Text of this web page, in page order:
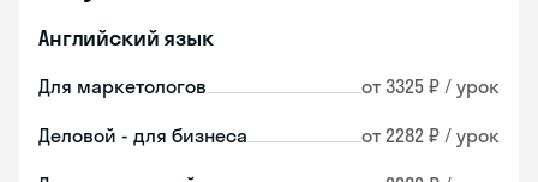
Английский язык
Для маркетологов от 3325 ₽ / урок
Деловой - для бизнеса от 2282 ₽ / урок